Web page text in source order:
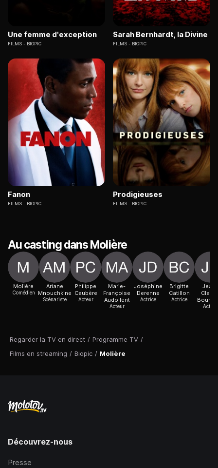
Regarder la TV en direct / Programme TV /
Films en streaming / Biopic / Molière
Une femme d'exception
FILMS BIOPIC
Sarah Bernhardt, la Divine
FILMS BIOPIC
Fanon
FILMS BIOPIC
Prodigieuses
FILMS BIOPIC
Au casting dans Molière
Molière
Comédien
Ariane
Mnouchkine
Scénariste
Philippe
Caubère
Acteur
Marie-
Françoise
Audollent
Acteur
Joséphine
Derenne
Actrice
Brigitte
Catillon
Actrice
Jean-
Acteur
Découvrez-nous
Presse